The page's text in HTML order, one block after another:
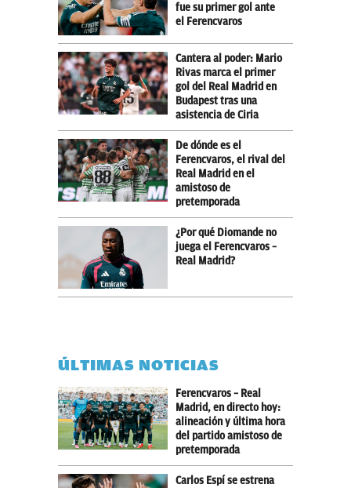
fue su primer gol ante
el Ferencvaros
Cantera al poder: Mario
Rivas marca el primer
gol del Real Madrid en
Budapest tras una
asistencia de Ciria
De dónde es el
Ferencvaros, el rival del
Real Madrid en el
amistoso de
pretemporada
¿Por qué Diomande no
juega el Ferencvaros –
Real Madrid?
ÚLTIMAS NOTICIAS
Ferencvaros – Real
Madrid, en directo hoy:
alineación y última hora
del partido amistoso de
pretemporada
Carlos Espí se estrena